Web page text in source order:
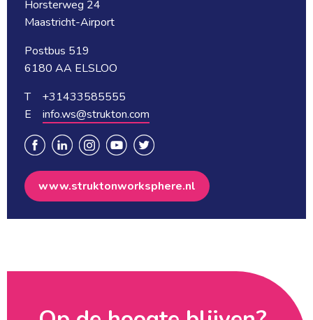
Horsterweg 24
Maastricht-Airport
Postbus 519
6180 AA ELSLOO
T +31433585555
E info.ws@strukton.com
www.struktonworksphere.nl